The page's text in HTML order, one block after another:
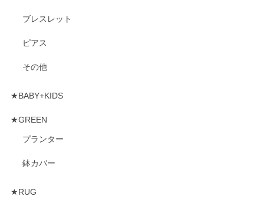
ブレスレット
ピアス
その他
★BABY+KIDS
★GREEN
プランター
鉢カバー
★RUG